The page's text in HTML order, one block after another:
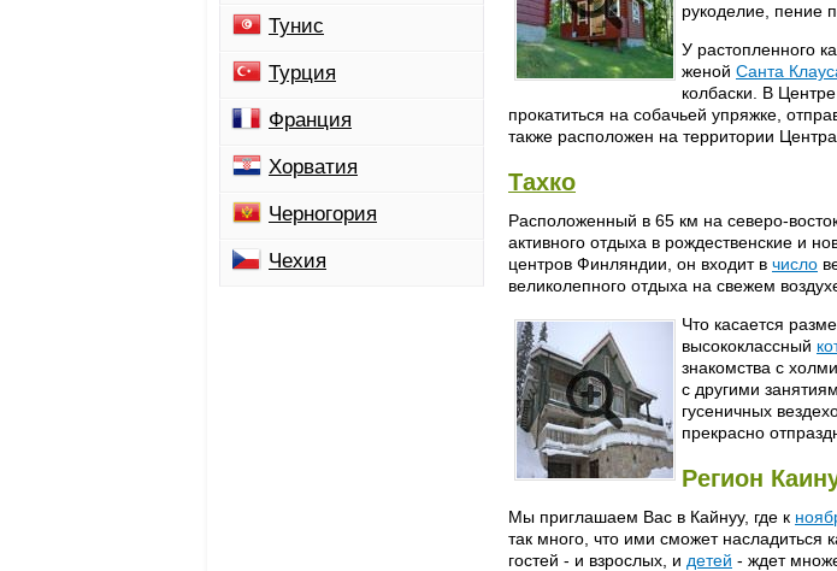
рукоделие, пение
У растопленного
женой Санта
колбаски. В
прокатиться на собачьей упряжке,
также расположен на территории Центра.
Тахко
Расположенный в 65 км на северо-
активного отдыха в рождественские и
центров Финляндии, он входит в число
великолепного отдыха на свежем
Что касается
высококлассный
знакомства с
с другими
гусеничных
прекрасно
Регион
Мы приглашаем Вас в Кайнуу, где к
так много, что ими сможет насладиться
гостей - и взрослых, и детей - ждет
Тунис
Турция
Франция
Хорватия
Черногория
Чехия